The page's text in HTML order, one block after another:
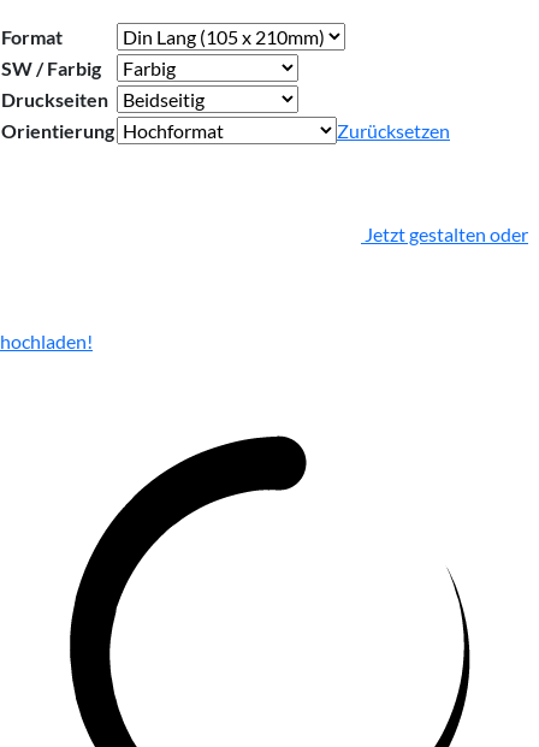
Format
SW / Farbig
Druckseiten
Orientierung
Zurücksetzen
Jetzt gestalten oder
hochladen!